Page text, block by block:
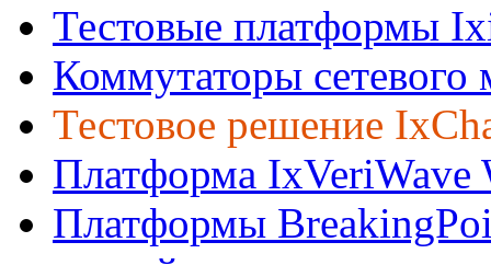
Тестовые платформы
Коммутаторы
Тестовое решение
Платформа IxVeriWave
Платформы